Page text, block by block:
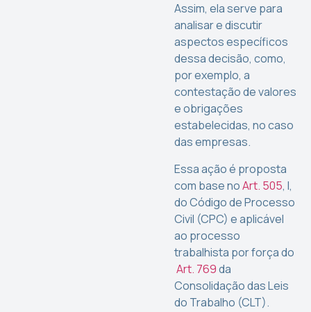
Assim, ela serve para
analisar e discutir
aspectos específicos
dessa decisão, como,
por exemplo, a
contestação de valores
e obrigações
estabelecidas, no caso
das empresas.
Essa ação é proposta
com base noArt. 505, I,
do Código de Processo
Civil (CPC) e aplicável
ao processo
trabalhista por força do
Art. 769da
Consolidação das Leis
do Trabalho (CLT).